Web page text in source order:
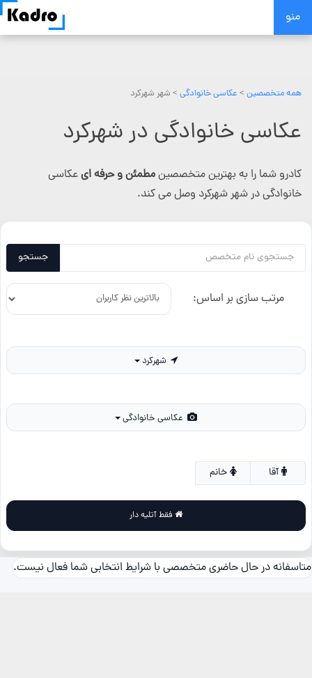
Skip
منو
همه متخصصین > عکاسی خانوادگی > شهر شهرکرد
عکاسی خانوادگی در شهرکرد
کادرو شما را به بهترین متخصصینمطمئن و حرفه ایعکاسی
خانوادگی در شهر شهرکرد وصل می کند.
جستجو
مرتب سازی بر اساس:
خانم
متاسفانه در حال حاضری متخصصی با شرایط انتخابی شما فعال نیست.